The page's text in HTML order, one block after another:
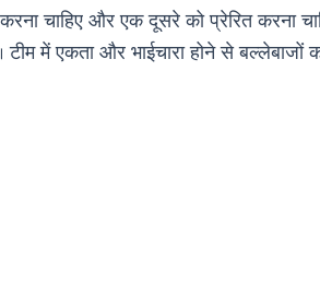
चाहिए और एक दूसरे को प्रेरित करना
में एकता और भाईचारा होने से बल्लेबाजों